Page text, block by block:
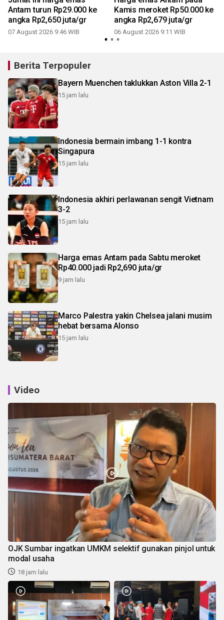
Antam turun Rp29.000 ke
angka Rp2,650 juta/gr
07 August 2026 9:46 WIB
Kamis meroket Rp50.000 ke
angka Rp2,679 juta/gr
06 August 2026 9:11 WIB
Berita Terpopuler
Bayern Muenchen taklukkan Aston Villa 2-1
15 jam lalu
Indonesia bermain imbang 1-1 kontra
Singapura
15 jam lalu
Indonesia akhiri perlawanan sengit Vietnam
3-2
15 jam lalu
Harga emas Antam pada Sabtu meroket
Rp40.000 jadi Rp2,690 juta/gr
9 jam lalu
Marco Palestra yakin Chelsea jalani musim
hebat bersama Alonso
15 jam lalu
Video
OJK Sumbar ingatkan UMKM selektif gunakan pinjol untuk
modal usaha
18 jam lalu